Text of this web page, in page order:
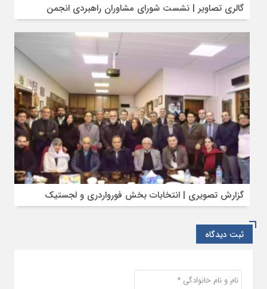
گالری تصاویر | نشست شورای مشاوران راهبردی انجمن
گزارش تصویری | انتخابات بخش فورواردری و لجستیک
ثبت دیدگاه